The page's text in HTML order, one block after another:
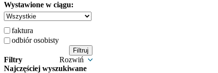
Wystawione w ciągu:
faktura
odbiór osobisty
Filtry
Rozwiń
Najczęściej wyszukiwane